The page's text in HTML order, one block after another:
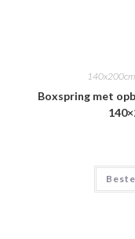
Boxspring met